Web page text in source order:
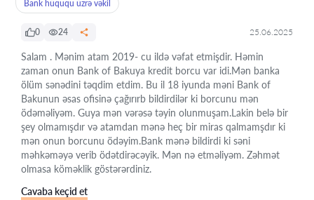
Bank hüququ üzrə vəkil
0 24 25.06.2025
Salam . Mənim atam 2019- cu ildə vəfat etmişdir. Həmin
zaman onun Bank of Bakuya kredit borcu var idi.Mən banka
ölüm sənədini təqdim etdim. Bu il 18 iyunda məni Bank of
Bakunun əsas ofisinə çağırırb bildirdilər ki borcunu mən
ödəməliyəm. Guya mən vərəsə təyin olunmuşam.Lakin belə bir
şey olmamışdır və atamdan mənə heç bir miras qalmamşdır ki
mən onun borcunu ödəyim.Bank mənə bildirdi ki səni
məhkəməyə verib ödətdirəcəyik. Mən nə etməliyəm. Zəhmət
olmasa köməklik göstərərdiniz.
Cavaba keçid et